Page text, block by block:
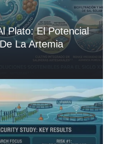
Plato: El Potencial
La Artemia